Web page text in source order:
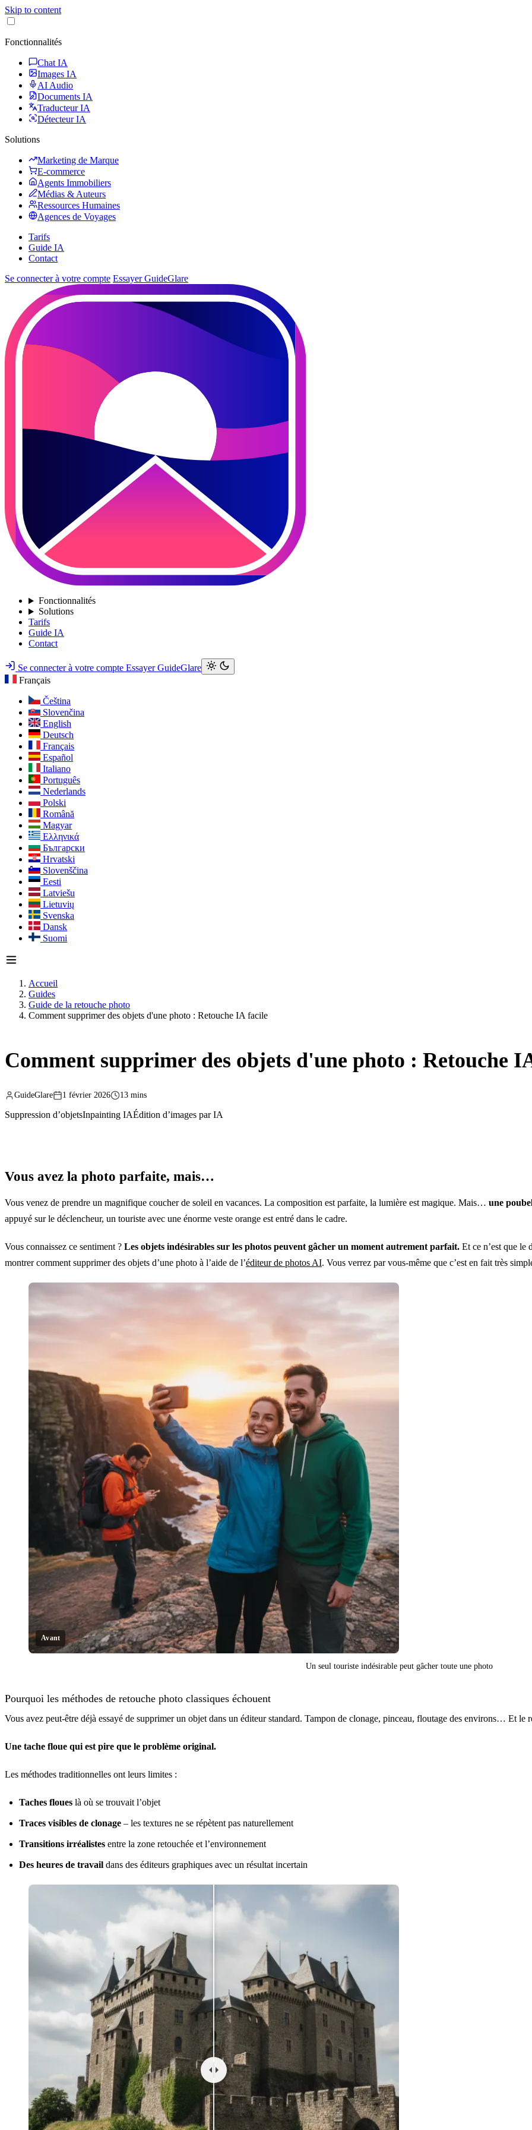
Skip to content
Fonctionnalités
Chat IA
Images IA
AI Audio
Documents IA
Traducteur IA
Détecteur IA
Solutions
Marketing de Marque
E-commerce
Agents Immobiliers
Médias & Auteurs
Ressources Humaines
Agences de Voyages
Tarifs
Guide IA
Contact
Se connecter à votre compte Essayer GuideGlare
Fonctionnalités
Solutions
Tarifs
Guide IA
Contact
Se connecter à votre compte Essayer GuideGlare
Français
Čeština
Slovenčina
English
Deutsch
Français
Español
Italiano
Português
Nederlands
Polski
Română
Magyar
Ελληνικά
Български
Hrvatski
Slovenščina
Eesti
Latviešu
Lietuvių
Svenska
Dansk
Suomi
Accueil
Guides
Guide de la retouche photo
Comment supprimer des objets d'une photo : Retouche IA facile
Comment supprimer des objets d'une photo : Retouche
GuideGlare 1 février 2026 13 mins
Suppression d’objetsInpainting IAÉdition d’images par IA
Vous avez la photo parfaite, mais…
Vous venez de prendre un magnifique coucher de soleil en vacances. La composition est parfaite, la lumière est magique. Mais… une
appuyé sur le déclencheur, un touriste avec une énorme veste orange est entré dans le cadre.
Vous connaissez ce sentiment ? Les objets indésirables sur les photos peuvent gâcher un moment autrement parfait. Et ce n’est que le
montrer comment supprimer des objets d’une photo à l’aide de l’éditeur de photos AI. Vous verrez par vous-même que c’est en fait très
Cliquer pour révéler
Avant
Un seul touriste indésirable peut gâcher toute une photo
Pourquoi les méthodes de retouche photo classiques échouent
Vous avez peut-être déjà essayé de supprimer un objet dans un éditeur standard. Tampon de clonage, pinceau, floutage des environs… Et le
Une tache floue qui est pire que le problème original.
Les méthodes traditionnelles ont leurs limites :
Taches floues là où se trouvait l’objet
Traces visibles de clonage – les textures ne se répètent pas naturellement
Transitions irréalistes entre la zone retouchée et l’environnement
Des heures de travail dans des éditeurs graphiques avec un résultat incertain